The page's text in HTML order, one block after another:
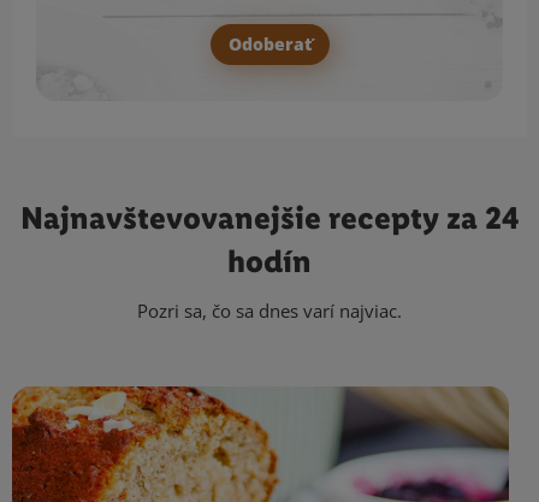
Odoberať
Najnavštevovanejšie recepty za 24
hodín
Pozri sa, čo sa dnes varí najviac.